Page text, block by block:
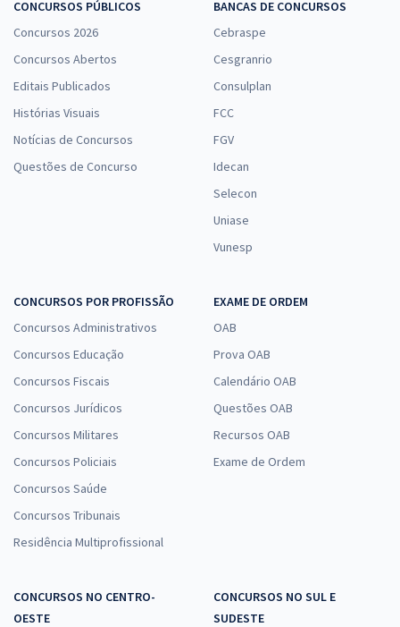
CONCURSOS PÚBLICOS
Concursos 2026
Concursos Abertos
Editais Publicados
Histórias Visuais
Notícias de Concursos
Questões de Concurso
BANCAS DE CONCURSOS
Cebraspe
Cesgranrio
Consulplan
FCC
FGV
Idecan
Selecon
Uniase
Vunesp
CONCURSOS POR PROFISSÃO
Concursos Administrativos
Concursos Educação
Concursos Fiscais
Concursos Jurídicos
Concursos Militares
Concursos Policiais
Concursos Saúde
Concursos Tribunais
Residência Multiprofissional
EXAME DE ORDEM
OAB
Prova OAB
Calendário OAB
Questões OAB
Recursos OAB
Exame de Ordem
CONCURSOS NO CENTRO-
OESTE
CONCURSOS NO SUL E
SUDESTE